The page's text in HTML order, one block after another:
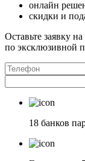
онлайн
скидки и
Оставьте заявку
по эксклюзивной
18 банков